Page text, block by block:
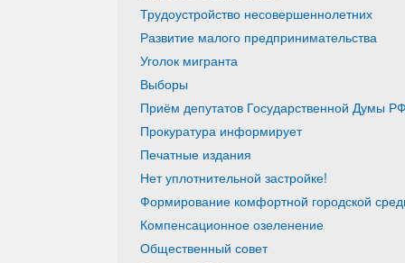
Трудоустройство несовершеннолетних
Развитие малого предпринимательства
Уголок мигранта
Выборы
Приём депутатов Государственной Думы
Прокуратура информирует
Печатные издания
Нет уплотнительной застройке!
Формирование комфортной городской
Компенсационное озеленение
Общественный совет